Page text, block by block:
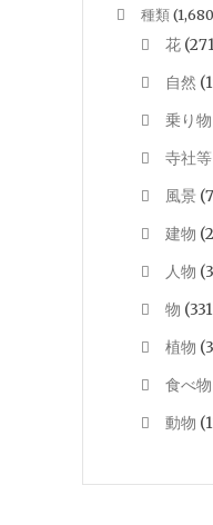
種類
花
自然
乗り物
寺社等
風景
建物
人物
物
植物
食べ物
動物